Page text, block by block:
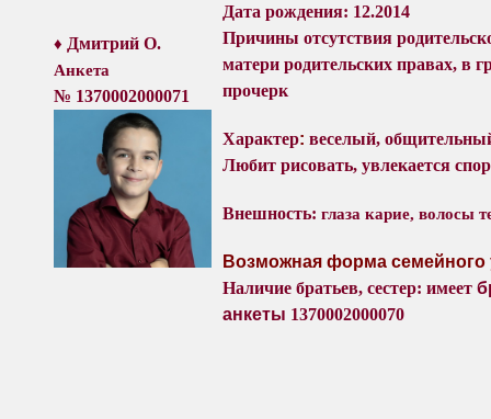
♦ Дмитрий О.
Анкета
№ 1370002000071
Дата рождения: 12.2014
Причины отсутствия
матери родительских правах, в
прочерк
Характер: веселый,
Любит рисовать, увлекается
Внешность: глаза карие, волосы
Возможная форма семейного
Наличие братьев, сестер: имеет
анкеты 1370002000070